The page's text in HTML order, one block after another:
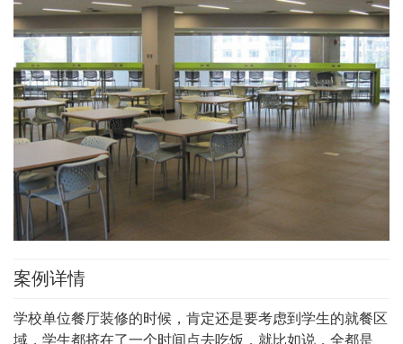
案例详情
学校单位餐厅装修的时候，肯定还是要考虑到学生的就餐区
域，学生都挤在了一个时间点去吃饭，就比如说，全都是